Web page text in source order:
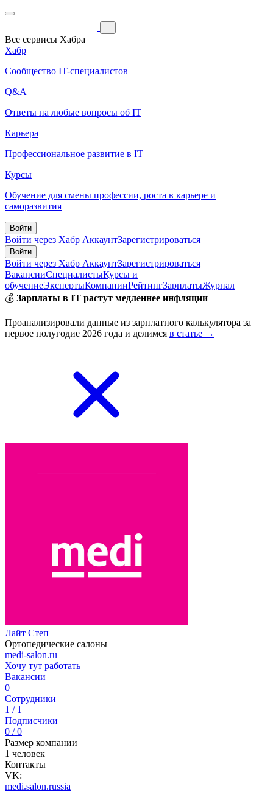
Все сервисы Хабра
Хабр
Сообщество IT-специалистов
Q&A
Ответы на любые вопросы об IT
Карьера
Профессиональное развитие в IT
Курсы
Обучение для смены профессии, роста в карьере и
саморазвития
Войти
Войти через Хабр АккаунтЗарегистрироваться
Войти
Войти через Хабр АккаунтЗарегистрироваться
ВакансииСпециалистыКурсы и
обучениеЭкспертыКомпанииРейтингЗарплатыЖурнал
💰 Зарплаты в IT растут медленнее инфляции
Проанализировали данные из зарплатного калькулятора за
первое полугодие 2026 года и делимся в статье →
Лайт Степ
Ортопедические салоны
medi-salon.ru
Хочу тут работать
Вакансии
0
Сотрудники
1 / 1
Подписчики
0 / 0
Размер компании
1 человек
Контакты
VK:
medi.salon.russia